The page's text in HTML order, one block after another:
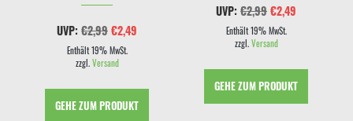
UVP: €2,99Ursprünglicher
Preis
war:
€2,99
€2,49
Enthält 19% MwSt.
zzgl.Versand
GEHE ZUM PRODUKT
UVP: €2,99Ursprünglicher
Preis
war:
€2,99
€2,49
Enthält 19% MwSt.
zzgl.Versand
GEHE ZUM PRODUKT